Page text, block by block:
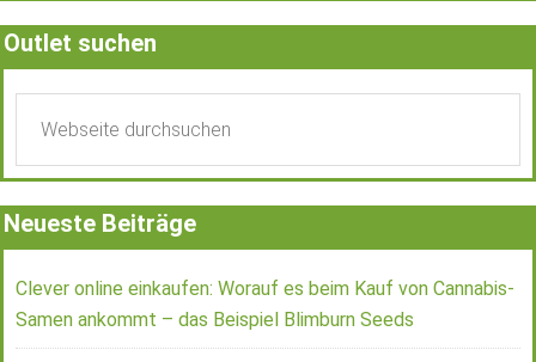
Outlet suchen
Neueste Beiträge
Clever online einkaufen: Worauf es beim Kauf von Cannabis-
Samen ankommt – das Beispiel Blimburn Seeds